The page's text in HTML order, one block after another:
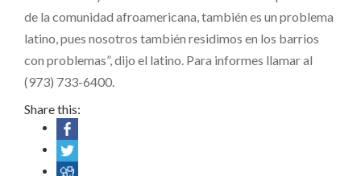
de la comunidad afroamericana, también es un problema
latino, pues nosotros también residimos en los barrios
con problemas”, dijo el latino. Para informes llamar al
(973) 733-6400.
Share this: